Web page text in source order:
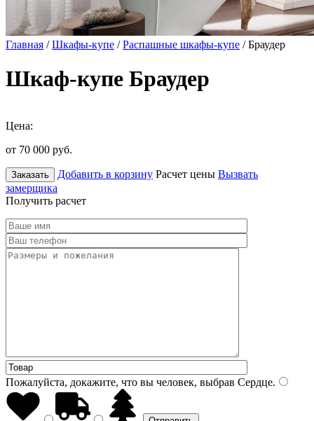
Главная /Шкафы-купе /Распашные шкафы-купе / Браудер
Шкаф-купе Браудер
Цена:
от 70 000 руб.
Заказать Добавить в корзину Расчет цены Вызвать
замерщика
Получить расчет
Пожалуйста, докажите, что вы человек, выбрав Сердце.